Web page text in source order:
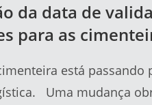
da data de
para as
está
Uma mudança